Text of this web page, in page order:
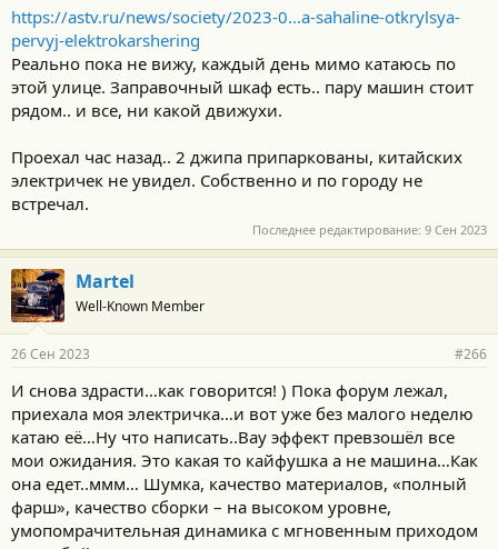
https://astv.ru/news/society/2023-0...a-sahaline-otkrylsya-
pervyj-elektrokarshering
Реально пока не вижу, каждый день мимо катаюсь по
этой улице. Заправочный шкаф есть.. пару машин стоит
рядом.. и все, ни какой движухи.
Проехал час назад.. 2 джипа припаркованы, китайских
электричек не увидел. Собственно и по городу не
встречал.
Последнее редактирование: 9 Сен 2023
Martel
Well-Known Member
26 Сен 2023 #266
И снова здрасти…как говорится! ) Пока форум лежал,
приехала моя электричка…и вот уже без малого неделю
катаю её…Ну что написать..Вау эффект превзошёл все
мои ожидания. Это какая то кайфушка а не машина…Как
она едет..ммм… Шумка, качество материалов, «полный
фарш», качество сборки – на высоком уровне,
умопомрачительная динамика с мгновенным приходом